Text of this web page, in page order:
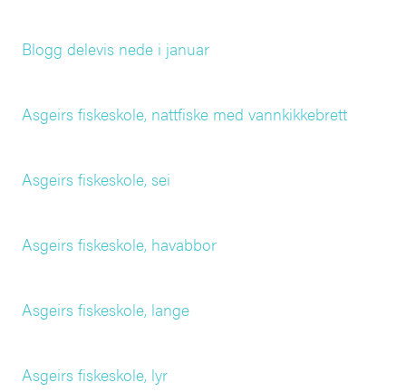
Blogg delevis nede i januar
Asgeirs fiskeskole, nattfiske med vannkikkebrett
Asgeirs fiskeskole, sei
Asgeirs fiskeskole, havabbor
Asgeirs fiskeskole, lange
Asgeirs fiskeskole, lyr